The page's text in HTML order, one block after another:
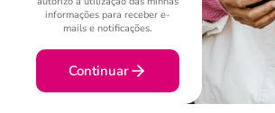
informações para receber e-
mails e notificações.
Continuar